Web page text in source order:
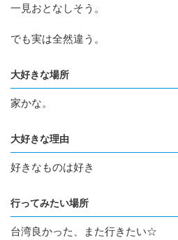
一見おとなしそう。
でも実は全然違う。
大好きな場所
家かな。
大好きな理由
好きなものは好き
行ってみたい場所
台湾良かった、また行きたい☆